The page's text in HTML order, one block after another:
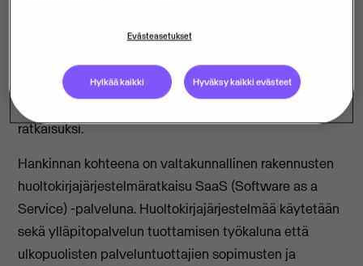
avoimessa kilpailutuksessa johtava kiinteistöalan
ohjelmisto-osaaja Visma Tampuuri antoi hinta-
laatusuhteeltaan parhaan tarjouksen, jonka tilakeskus
arvioi kokonaistaloudellisesti edullisimmaksi
ratkaisuksi.
Hankinnan kohteena on valtakunnallinen rakennusten
huoltokirjajärjestelmäratkaisu SaaS (Software as a
Service) -palveluna. Huoltokirjajärjestelmää käytetään
sekä ylläpitopalvelun tuottamisen työkaluna että
ulkopuolisten palveluntuottajien sopimusten ja
Evästeasetukset
Hylkää kaikki Hyväksy kaikki evästeet